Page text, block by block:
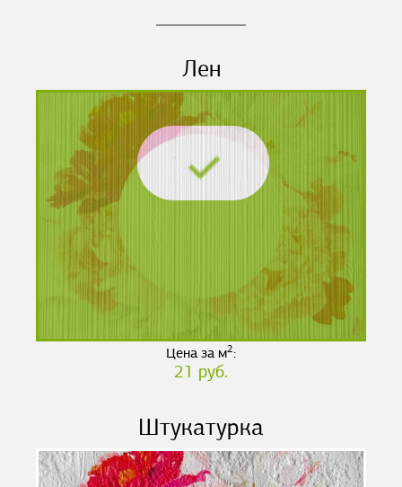
Лен
Цена за м2:
21 руб.
Штукатурка